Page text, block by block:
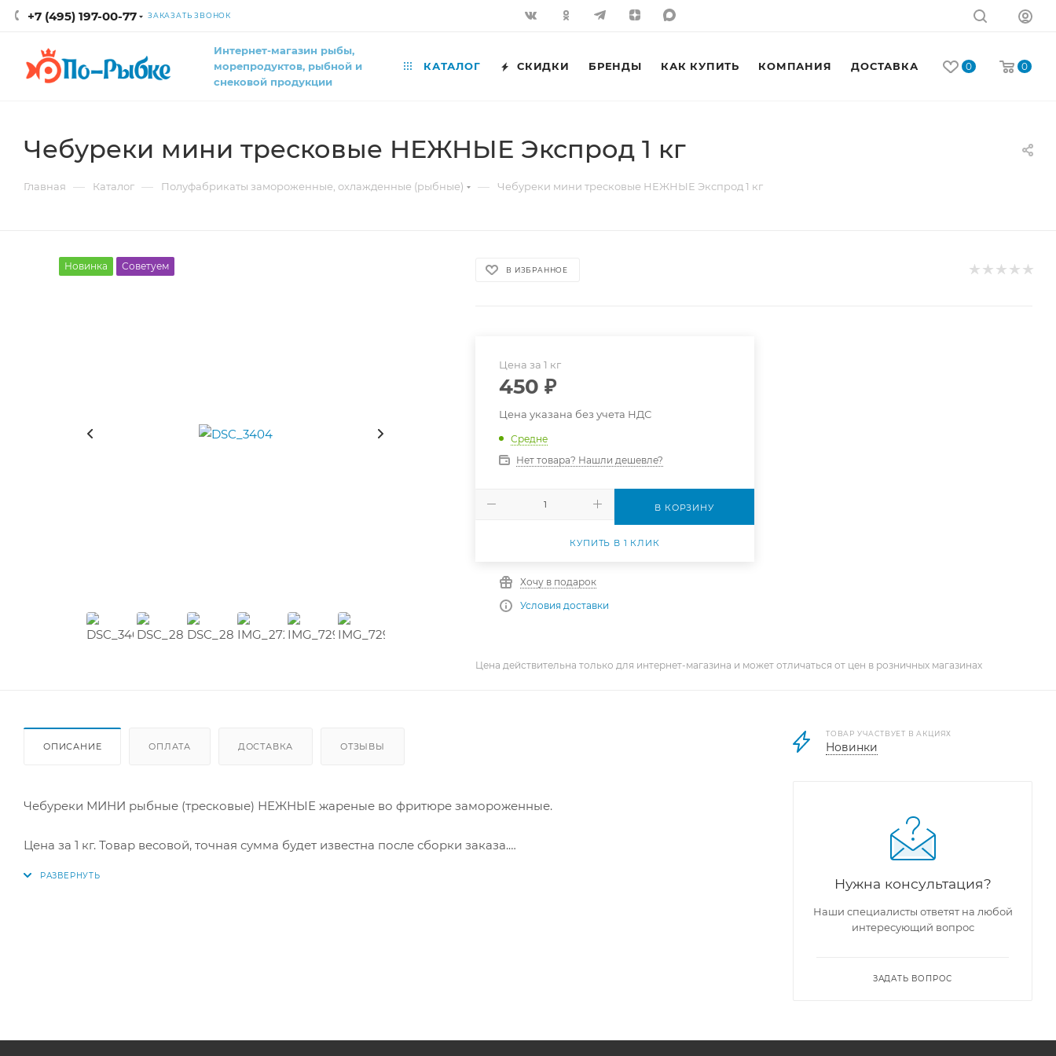
+7 (495) 197-00-77 ЗАКАЗАТЬ ЗВОНОК
0 0
Интернет-магазин рыбы,
морепродуктов, рыбной и
снековой продукции
КАТАЛОГ СКИДКИ БРЕНДЫ КАК КУПИТЬ КОМПАНИЯ ДОСТАВКА КОНТАКТЫ
Чебуреки мини тресковые НЕЖНЫЕ Экспрод 1 кг
Главная — Каталог — Полуфабрикаты замороженные, охлажденные (рыбные) — Чебуреки мини тресковые НЕЖНЫЕ Экспрод 1 кг
Новинка Советуем В ИЗБРАННОЕ
Цена за 1 кг
450 ₽
Цена указана без учета НДС
Средне
Нет товара? Нашли дешевле?
В КОРЗИНУ
КУПИТЬ В 1 КЛИК
Хочу в подарок
Условия доставки
Цена действительна только для интернет-магазина и может отличаться от цен в розничных магазинах
ОПИСАНИЕ ОПЛАТА ДОСТАВКА ОТЗЫВЫ
Чебуреки МИНИ рыбные (тресковые) НЕЖНЫЕ жареные во фритюре замороженные.
Цена за 1 кг. Товар весовой, точная сумма будет известна после сборки заказа.
ТОВАР УЧАСТВУЕТ В АКЦИЯХ
Новинки
Нужна консультация?
Наши специалисты ответят на любой
интересующий вопрос
ЗАДАТЬ ВОПРОС